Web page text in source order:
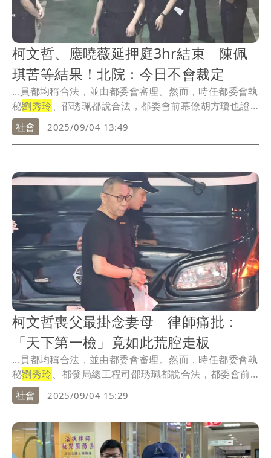
柯文哲、應曉薇延押庭3hr結束 陳佩
琪苦等結果！北院：今日不會裁定
...員都均稱合法，並由都委會審理。然而，時任都委會執
秘劉秀玲、邵琇珮都說合法，都委會前幕僚胡方瓊也證
稱依...
社會 2025/09/04 13:49
柯文哲喪父最掛念妻母 律師痛批：
「天下第一檢」竟如此荒腔走板
...員都均稱合法，並由都委會審理。然而，時任都委會執
秘劉秀玲、都發局總工程司邵琇珮都說合法，都委會前
幕僚...
社會 2025/09/04 15:29